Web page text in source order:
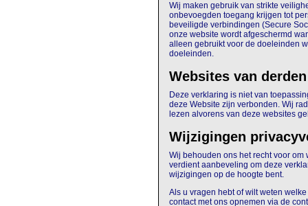
Wij maken gebruik van strikte
onbevoegden toegang krijgen tot
beveiligde verbindingen (Secure
onze website wordt afgeschermd
alleen gebruikt voor de doeleinden
doeleinden.
Websites van derden
Deze verklaring is niet van
deze Website zijn verbonden. Wij
lezen alvorens van deze websites
Wijzigingen
Wij behouden ons het recht voor
verdient aanbeveling om deze
wijzigingen op de hoogte bent.
Als u vragen hebt of wilt weten
contact met ons opnemen via de